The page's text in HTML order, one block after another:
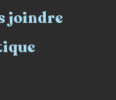
joindre